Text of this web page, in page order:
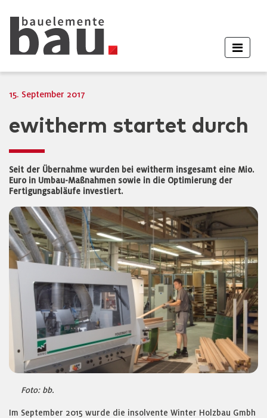
15. September 2017
ewitherm startet durch
Seit der Übernahme wurden bei ewitherm insgesamt eine Mio.
Euro in Umbau-Maßnahmen sowie in die Optimierung der
Fertigungsabläufe investiert.
Foto: bb.
Im September 2015 wurde die insolvente Winter Holzbau Gmbh